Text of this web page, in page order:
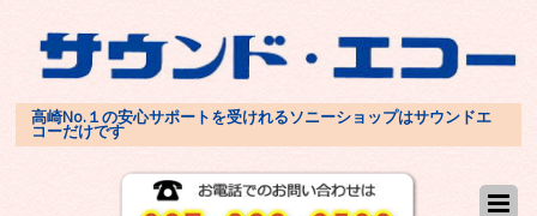
高崎No.１の安心サポートを受けれるソニーショップはサウンドエ
コーだけです